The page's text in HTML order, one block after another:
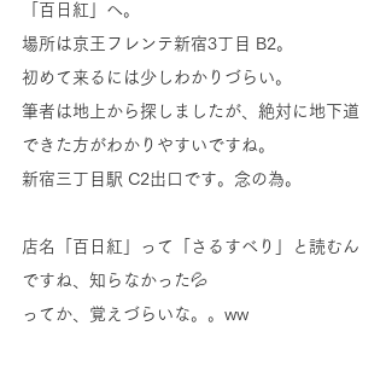
「百日紅」へ。
場所は京王フレンテ新宿3丁目 B2。
初めて来るには少しわかりづらい。
筆者は地上から探しましたが、絶対に地下道
できた方がわかりやすいですね。
新宿三丁目駅 C2出口です。念の為。
店名「百日紅」って「さるすべり」と読むん
ですね、知らなかった💦
ってか、覚えづらいな。。ww